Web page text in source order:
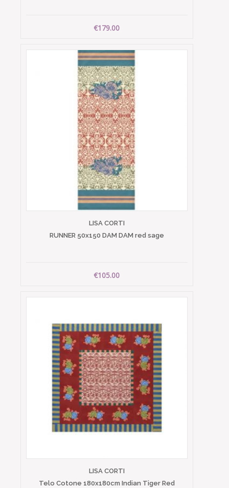
€179.00
LISA CORTI
RUNNER 50x150 DAM DAM red sage
€105.00
LISA CORTI
Telo Cotone 180x180cm Indian Tiger Red